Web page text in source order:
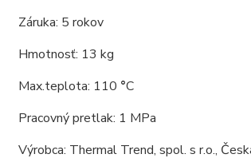
Záruka: 5 rokov
Hmotnosť: 13 kg
Max.teplota: 110 °C
Pracovný pretlak: 1 MPa
Výrobca: Thermal Trend, spol. s r.o.,